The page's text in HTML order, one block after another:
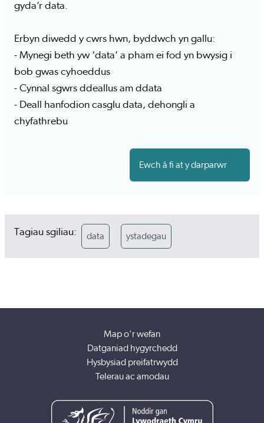
gyda’r data.
Erbyn diwedd y cwrs hwn, byddwch yn gallu:
- Mynegi beth yw ‘data’ a pham ei fod yn bwysig i
bob gwas cyhoeddus
- Cynnal sgwrs ddeallus am ddata
- Deall hanfodion casglu data, dehongli a
chyfathrebu
Ewch â fi at y darparwr
Tagiau sgiliau: data ystadegau
Map o'r wefan
Datganiad hygyrchedd
Hysbysiad preifatrwydd
Telerau ac amodau